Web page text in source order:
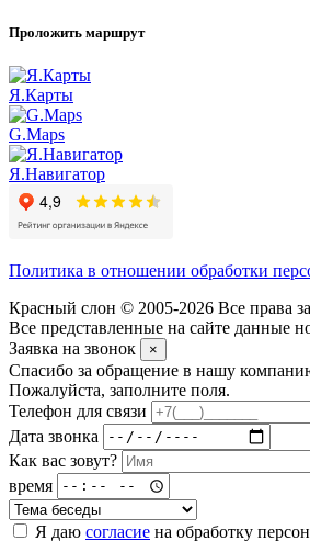
Проложить маршрут
Я.Карты
G.Maps
Я.Навигатор
Политика в отношении обработки
Красный слон © 2005-2026 Все права
Все представленные на сайте данные
Заявка на звонок
×
Спасибо за обращение в нашу
Пожалуйста, заполните поля.
Телефон для связи
Дата звонка
Как вас зовут?
время
Я даю согласие на обработку